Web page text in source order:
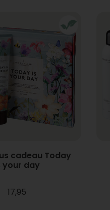
cadeau Today
your day
17,95